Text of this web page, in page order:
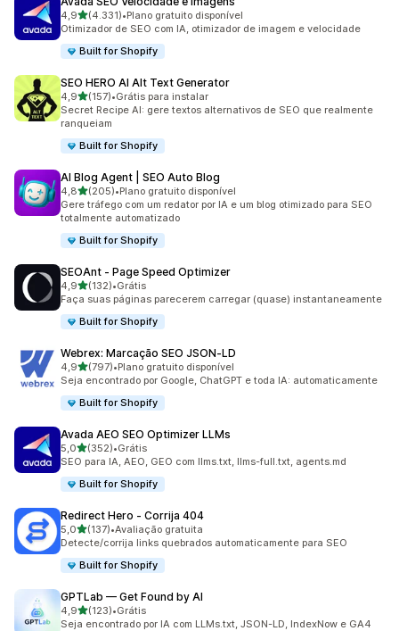
4,9de 5 estrelas
(4.331)
4331 avaliações ao todo
•Plano gratuito disponível
Otimizador de SEO com IA, otimizador de imagem e velocidade
Built for Shopify
SEO HERO AI Alt Text Generator
4,9de 5 estrelas
(157)
157 avaliações ao todo
•Grátis para instalar
Secret Recipe AI: gere textos alternativos de SEO que realmente
ranqueiam
Built for Shopify
AI Blog Agent | SEO Auto Blog
4,8de 5 estrelas
(205)
205 avaliações ao todo
•Plano gratuito disponível
Gere tráfego com um redator por IA e um blog otimizado para SEO
totalmente automatizado
Built for Shopify
SEOAnt ‑ Page Speed Optimizer
4,9de 5 estrelas
(132)
132 avaliações ao todo
•Grátis
Faça suas páginas parecerem carregar (quase) instantaneamente
Built for Shopify
Webrex: Marcação SEO JSON‑LD
4,9de 5 estrelas
(797)
797 avaliações ao todo
•Plano gratuito disponível
Seja encontrado por Google, ChatGPT e toda IA: automaticamente
Built for Shopify
Avada AEO SEO Optimizer LLMs
5,0de 5 estrelas
(352)
352 avaliações ao todo
•Grátis
SEO para IA, AEO, GEO com llms.txt, llms-full.txt, agents.md
Built for Shopify
Redirect Hero ‑ Corrija 404
5,0de 5 estrelas
(137)
137 avaliações ao todo
•Avaliação gratuita
Detecte/corrija links quebrados automaticamente para SEO
Built for Shopify
GPTLab — Get Found by AI
4,9de 5 estrelas
(123)
123 avaliações ao todo
•Grátis
Seja encontrado por IA com LLMs.txt, JSON-LD, IndexNow e GA4